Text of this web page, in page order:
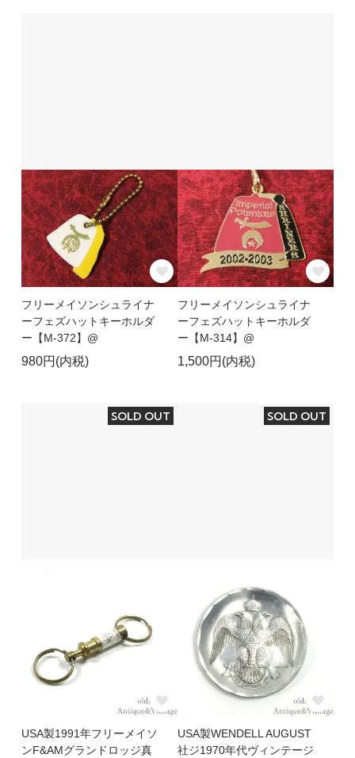
フリーメイソンシュライナ
ーフェズハットキーホルダ
ー【M-372】@
980円(内税)
フリーメイソンシュライナ
ーフェズハットキーホルダ
ー【M-314】@
1,500円(内税)
SOLD OUT
USA製1991年フリーメイソ
ンF&AMグランドロッジ真
SOLD OUT
USA製WENDELL AUGUST
社ジ1970年代ヴィンテージ